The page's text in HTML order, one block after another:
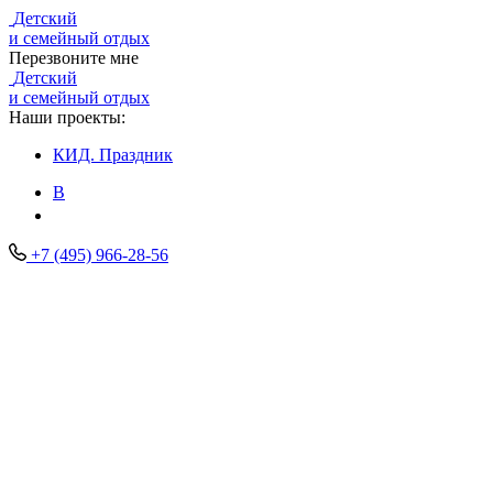
Детский
и семейный отдых
Перезвоните мне
Детский
и семейный отдых
Наши проекты:
КИД. Праздник
В
+7 (495) 966-28-56